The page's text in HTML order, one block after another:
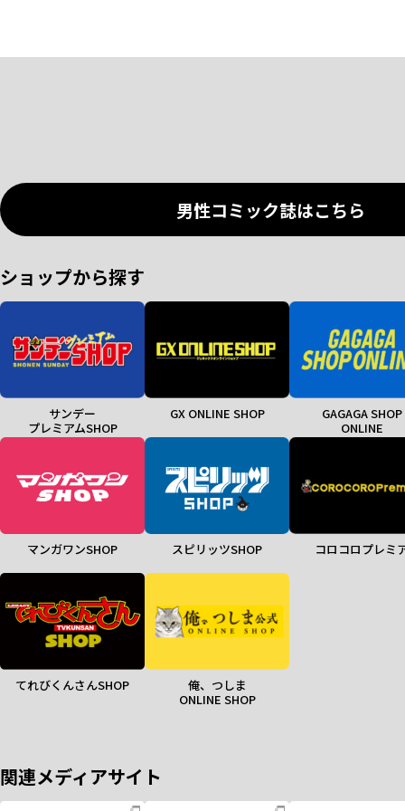
男性コミック誌はこちら
ショップから探す
サンデー
プレミアムSHOP
GX ONLINE SHOP
GAGAGA SHOP
ONLINE
マンガワンSHOP スピリッツSHOP コロコロプレミ
てれびくんさんSHOP
俺、つしま
ONLINE SHOP
関連メディアサイト